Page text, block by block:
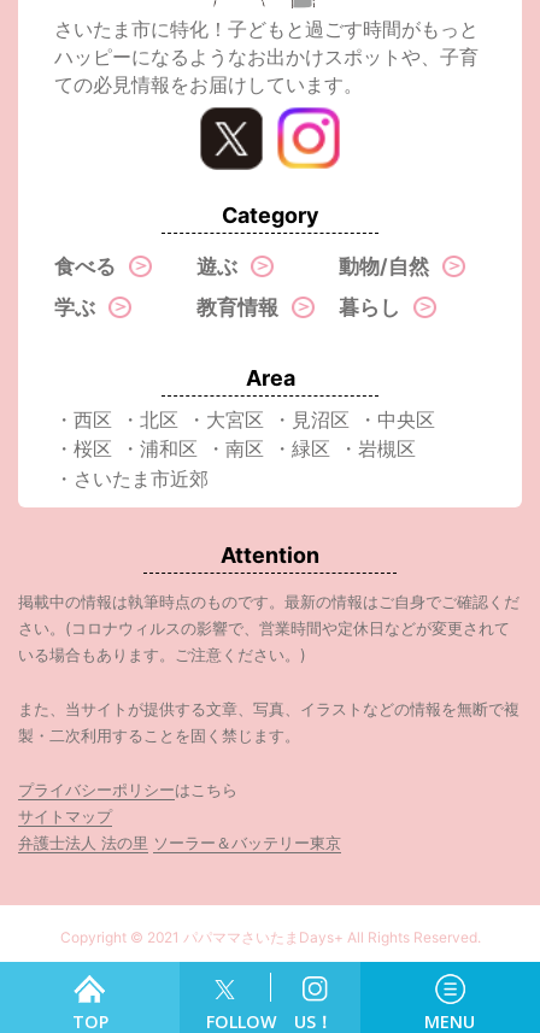
TOP FOLLOW US！ MENU
食べる
さいたま市に特化！子どもと過ごす時間がもっと
ハッピーになるようなお出かけスポットや、子育
ての必見情報をお届けしています。
Category
食べる 遊ぶ
動物/自然
学ぶ
教育情報 暮らし
Area
・西区 ・北区 ・大宮区 ・見沼区
・中央区
・桜区
・浦和区 ・南区 ・緑区
・岩槻区
・さいたま市近郊
Attention
掲載中の情報は執筆時点のものです。最新の情報はご自身でご確認くだ
さい。(コロナウィルスの影響で、営業時間や定休日などが変更されて
いる場合もあります。ご注意ください。)
また、当サイトが提供する文章、写真、イラストなどの情報を無断で複
製・二次利用することを固く禁じます。
プライバシーポリシーはこちら
サイトマップ
弁護士法人 法の里 ソーラー＆バッテリー東京
Copyright © 2021 パパママさいたまDays+ All Rights Reserved.